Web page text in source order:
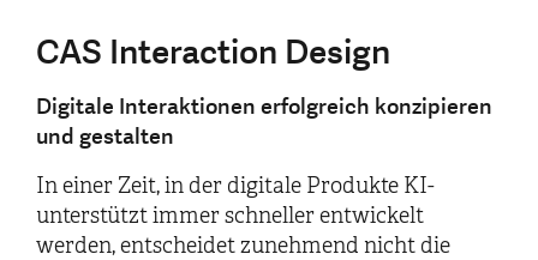
CAS Interaction Design
Digitale Interaktionen erfolgreich konzipieren
und gestalten
In einer Zeit, in der digitale Produkte KI-
unterstützt immer schneller entwickelt
werden, entscheidet zunehmend nicht die